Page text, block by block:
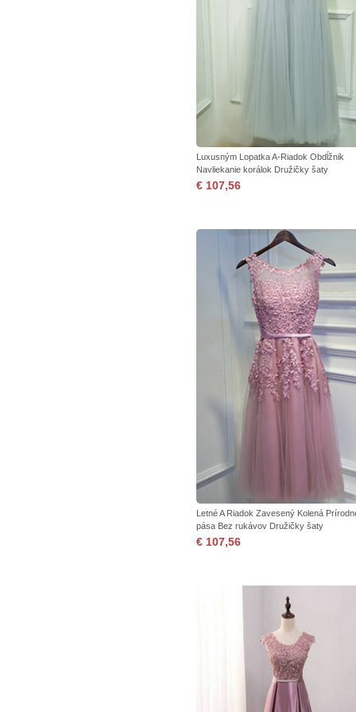
Luxusným Lopatka A-Riadok Obdĺžnik
Navliekanie korálok Družičky šaty
€ 107,56
Letné A Riadok Zavesený Kolená
pása Bez rukávov Družičky šaty
€ 107,56